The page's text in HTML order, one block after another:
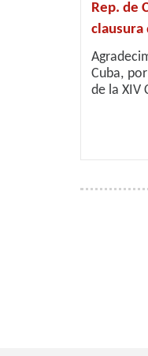
Rep. de
clausura
Cuba,
de la XIV